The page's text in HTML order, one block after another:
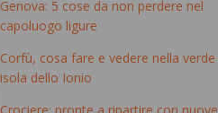
Genova: 5 cose da non perdere nel
capoluogo ligure
Corfù, cosa fare e vedere nella verde
isola dello Ionio